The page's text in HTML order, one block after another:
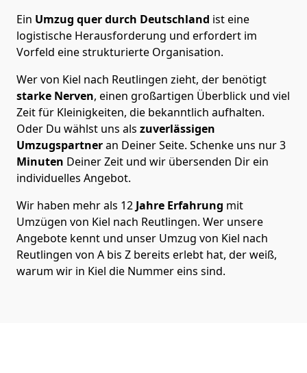
Ein Umzug quer durch Deutschland ist eine
logistische Herausforderung und erfordert im
Vorfeld eine strukturierte Organisation.
Wer von Kiel nach Reutlingen zieht, der benötigt
starke Nerven, einen großartigen Überblick und viel
Zeit für Kleinigkeiten, die bekanntlich aufhalten.
Oder Du wählst uns als zuverlässigen
Umzugspartneran Deiner Seite. Schenke uns nur3
Minuten Deiner Zeit und wir übersenden Dir ein
individuelles Angebot.
Wir haben mehr als 12 Jahre Erfahrung mit
Umzügen von Kiel nach Reutlingen. Wer unsere
Angebote kennt und unser Umzug von Kiel nach
Reutlingen von A bis Z bereits erlebt hat, der weiß,
warum wir in Kiel die Nummer eins sind.